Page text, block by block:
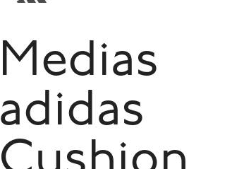
Medias
adidas